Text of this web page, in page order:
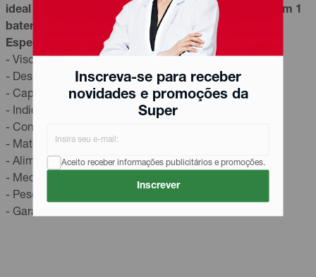
Inscreva-se para receber
novidades e promoções da
Super
Aceito receber informações publicitários e promoções.
Inscrever
ideal para o uso em sua casa. O modelo funciona com 1
bateria CR 2032 que já acompanha o produto.
Especificações:
- Visor LCD de fácil visualização
- Desligamento automático
- Capacidade máxima 180 Kg
- Indicador de bateria fraca
- Confirmação de pesagem automática
- Material: Vidro transparente
- Alimentação: bateria CR2032 (inclusa)
- Medidas aproximadas: 30 x 3,5 x 30 cm
- Peso: 1,500 g
- Garantia: 6 meses